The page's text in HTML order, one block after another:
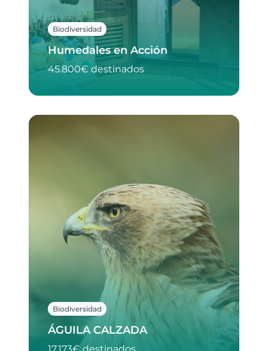
Biodiversidad
Humedales en Acción
45.800€ destinados
Biodiversidad
ÁGUILA CALZADA